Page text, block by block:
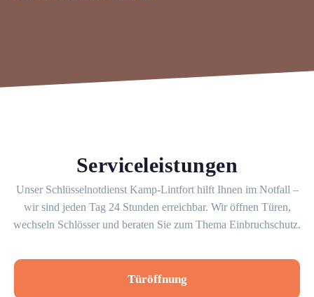
Serviceleistungen
Unser Schlüsselnotdienst Kamp-Lintfort hilft Ihnen im Notfall –
wir sind jeden Tag 24 Stunden erreichbar. Wir öffnen Türen,
wechseln Schlösser und beraten Sie zum Thema Einbruchschutz.
Türöffnung